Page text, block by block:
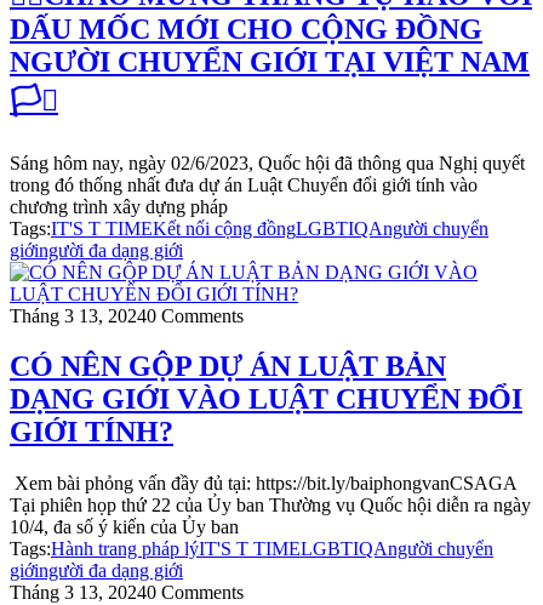
DẤU MỐC MỚI CHO CỘNG ĐỒNG
NGƯỜI CHUYỂN GIỚI TẠI VIỆT NAM
🏳️‍⚧️
Sáng hôm nay, ngày 02/6/2023, Quốc hội đã thông qua Nghị quyết
trong đó thống nhất đưa dự án Luật Chuyển đổi giới tính vào
chương trình xây dựng pháp
Tags:IT'S T TIMEKết nối cộng đồngLGBTIQAngười chuyển
giớingười đa dạng giới
Tháng 3 13, 20240 Comments
CÓ NÊN GỘP DỰ ÁN LUẬT BẢN
DẠNG GIỚI VÀO LUẬT CHUYỂN ĐỔI
GIỚI TÍNH?
Xem bài phỏng vấn đầy đủ tại: https://bit.ly/baiphongvanCSAGA
Tại phiên họp thứ 22 của Ủy ban Thường vụ Quốc hội diễn ra ngày
10/4, đa số ý kiến của Ủy ban
Tags:Hành trang pháp lýIT'S T TIMELGBTIQAngười chuyển
giớingười đa dạng giới
Tháng 3 13, 20240 Comments